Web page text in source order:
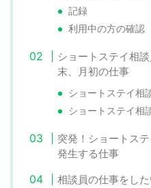
記録
利用中の方の確認
ショートステイ相
末、月初の仕事
ショートステイ相
ショートステイ相
突発！ショートス
発生する仕事
相談員の仕事をし